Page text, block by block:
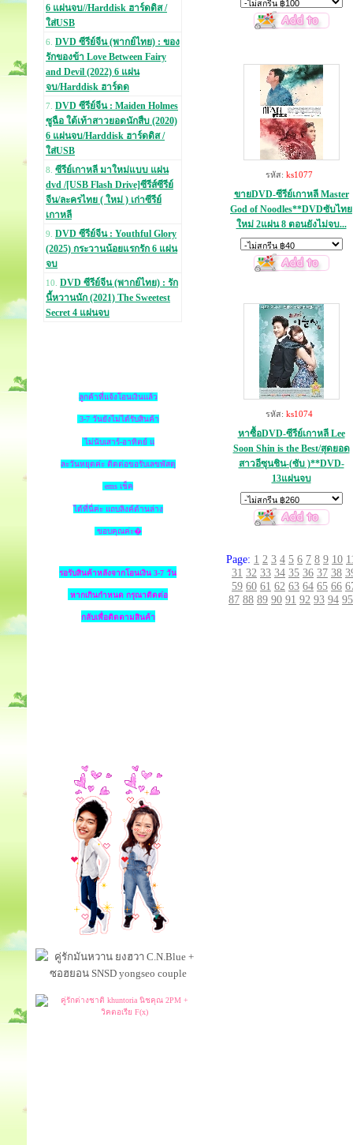
6 แผ่นจบ//Harddisk ฮาร์ดดิส /
ใส่USB
6. DVD ซีรีย์จีน (พากย์ไทย) : ของ
รักของข้า Love Between Fairy
and Devil (2022) 6 แผ่น
จบ/Harddisk ฮาร์ดด
7. DVD ซีรีย์จีน : Maiden Holmes
ซูฉือ ใต้เท้าสาวยอดนักสืบ (2020)
6 แผ่นจบ/Harddisk ฮาร์ดดิส /
ใส่USB
8. ซีรีย์เกาหลี มาใหม่แบบ แผ่น
dvd /[USB Flash Drive]ซีรีส์ซีรีย์
จีน/ละครไทย ( ใหม่ ) เก่าซีรีย์
เกาหลี
9. DVD ซีรีย์จีน : Youthful Glory
(2025) กระวานน้อยแรกรัก 6 แผ่น
จบ
10. DVD ซีรีย์จีน (พากย์ไทย) : รัก
นี้หวานนัก (2021) The Sweetest
Secret 4 แผ่นจบ
ลูกค้าที่แจ้งโอนเงินแล้ว
3-7 วันยังไม่ได้รับสินค้า
ไม่นับเสาร์-อาทิตย์ แ
ละวันหยุดค่ะ ติดต่อขอรับเลขพัสดุ
ems เช็ค
ได้ที่นี่ค่ะ แถบลิงค์ด้านล่าง
ขอบคุณค่ะ�
รอรับสินค้าหลังจากโอนเงิน 3-7 วัน
หากเกินกำหนด กรุณาติดต่อ
กลับเพื่อติดตามสินค้า
รหัส: ks1077
ขายDVD-ซีรีย์เกาหลี Master
God of Noodles**DVDซับไทย
ใหม่ 2แผ่น 8 ตอนยังไม่จบ...
รหัส: ks1074
หาซื้อDVD-ซีรีย์เกาหลี Lee
Soon Shin is the Best/สุดยอด
สาวอีซุนชิน-(ซับ )**DVD-
13แผ่นจบ
Page: 1 2 3 4 5 6 7 8 9 10
31 32 33 34 35 36 37 38
59 60 61 62 63 64 65 66
87 88 89 90 91 92 93 94 95